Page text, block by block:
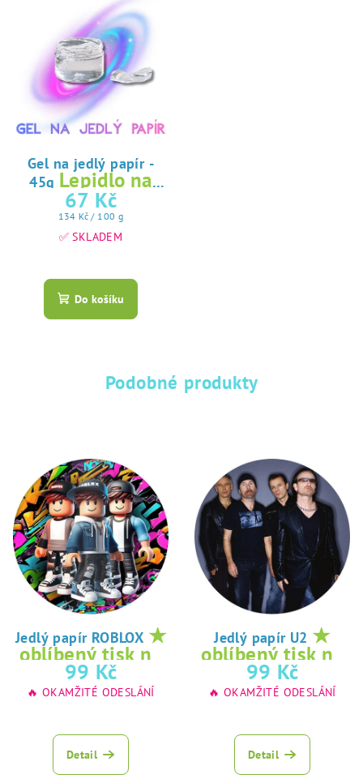
Gel na jedlý papír -
45g Lepidlo na
jedlý papír
67 Kč
Měrná
cena:
134 Kč / 100 g
✅ SKLADEM
hodnocení
produktu
hvězdiček.
Do košíku
Podobné produkty
Jedlý papír ROBLOX ★
oblíbený tisk na
jedlý papír
99 Kč
🔥 OKAMŽITÉ ODESLÁNÍ
Detail
Jedlý papír U2 ★
oblíbený tisk na
jedlý papír
99 Kč
🔥 OKAMŽITÉ ODESLÁNÍ
Detail